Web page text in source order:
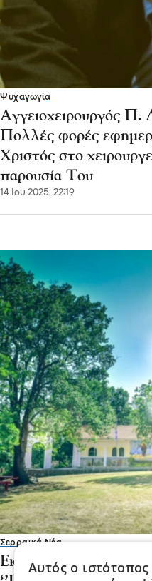
Ψυχαγωγία
Αγγειοχειρουργός Π.
Πολλές φορές
Χριστός στο
παρουσία Του
14 Ιου 2025, 22:19
Σερραικά Νέα
Εκκλησιαστική
Αυτός ο ιστότοπος